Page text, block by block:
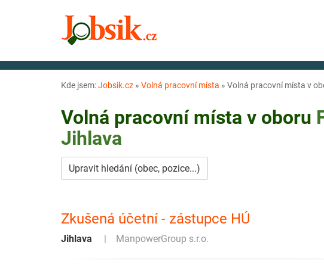
Kde jsem:Jobsik.cz » Volná pracovní místa » Volná pracovní místa v
Volná pracovní místa v oboru
Jihlava
Upravit hledání (obec, pozice...)
Zkušená účetní - zástupce HÚ
Jihlava ManpowerGroup s.r.o.